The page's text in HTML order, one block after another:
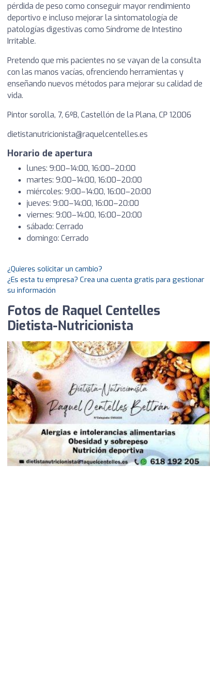
pérdida de peso como conseguir mayor rendimiento
deportivo e incluso mejorar la sintomatología de
patologías digestivas como Síndrome de Intestino
Irritable.
Pretendo que mis pacientes no se vayan de la consulta
con las manos vacías, ofrenciendo herramientas y
enseñando nuevos métodos para mejorar su calidad de
vida.
Pintor sorolla, 7, 6ºB, Castellón de la Plana, CP 12006
dietistanutricionista@raquelcentelles.es
Horario de apertura
lunes: 9:00–14:00, 16:00–20:00
martes: 9:00–14:00, 16:00–20:00
miércoles: 9:00–14:00, 16:00–20:00
jueves: 9:00–14:00, 16:00–20:00
viernes: 9:00–14:00, 16:00–20:00
sábado: Cerrado
domingo: Cerrado
¿Quieres solicitar un cambio?
¿Es esta tu empresa? Crea una cuenta gratis para gestionar
su información
Fotos de Raquel Centelles
Dietista-Nutricionista